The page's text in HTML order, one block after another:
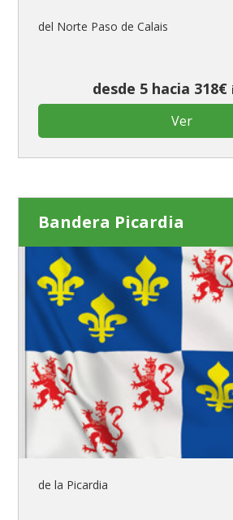
del Norte Paso de Calais
desde 5 hacia 318€
Ver
Bandera Picardia
de la Picardia